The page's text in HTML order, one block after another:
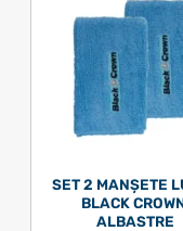
SET 2 MANȘETE
BLACK
ALBASTRE